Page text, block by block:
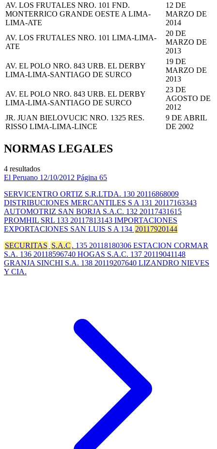
AV. LOS FRUTALES NRO. 101 FND.
MONTERRICO GRANDE OESTE A LIMA-
LIMA-ATE
12 DE
MARZO DE
2014
AV. LOS FRUTALES NRO. 101 LIMA-LIMA-
ATE
20 DE
MARZO DE
2013
AV. EL POLO NRO. 843 URB. EL DERBY
LIMA-LIMA-SANTIAGO DE SURCO
19 DE
MARZO DE
2013
AV. EL POLO NRO. 843 URB. EL DERBY
LIMA-LIMA-SANTIAGO DE SURCO
23 DE
AGOSTO DE
2012
JR. JUAN BIELOVUCIC NRO. 1325 RES.
RISSO LIMA-LIMA-LINCE
9 DE ABRIL
DE 2002
NORMAS LEGALES
4 resultados
El Peruano 12/10/2012 Página 65
SERVICENTRO ORTIZ S.R.LTDA. 130 20116868009
DISTRIBUCIONES MERCANTILES S A 131 20117163343
AUTOMOTRIZ SAN BORJA S.A.C. 132 20117431615
PROMHIL SRL 133 20117813143 IMPORTACIONES
EXPORTACIONES SAN LUIS S A 134 20117920144
SECURITAS S.A.C . 135 20118180306 ESTACION CORMAR
S.A. 136 20118596740 HOGAS S.A.C. 137 20119041148
GRANJA SINCHI S.A. 138 20119207640 LIZANDRO NIEVES
Y CIA.